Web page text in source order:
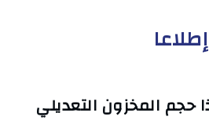
حجم المخزون التعديلي